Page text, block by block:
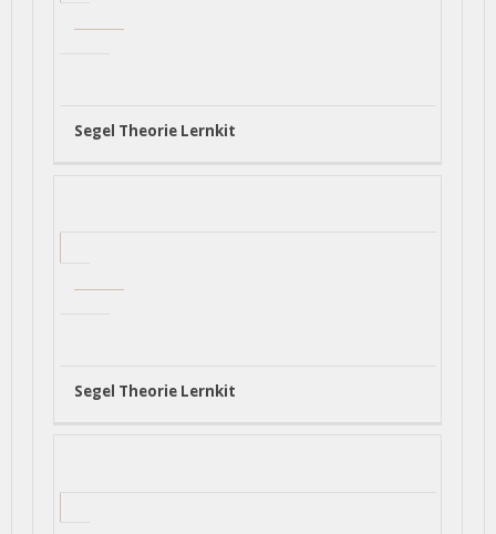
Segel Theorie Lernkit
Segel Theorie Lernkit